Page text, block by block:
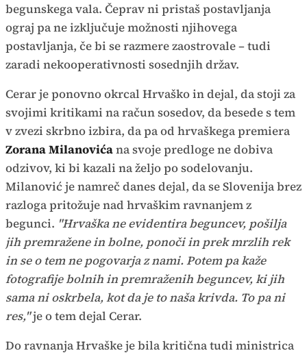
begunskega vala. Čeprav ni pristaš postavljanja
ograj pa ne izključuje možnosti njihovega
postavljanja, če bi se razmere zaostrovale – tudi
zaradi nekooperativnosti sosednjih držav.
Cerar je ponovno okrcal Hrvaško in dejal, da stoji za
svojimi kritikami na račun sosedov, da besede s tem
v zvezi skrbno izbira, da pa od hrvaškega premiera
Zorana Milanovićana svoje predloge ne dobiva
odzivov, ki bi kazali na željo po sodelovanju.
Milanović je namreč danes dejal, da se Slovenija brez
razloga pritožuje nad hrvaškim ravnanjem z
begunci. "Hrvaška ne evidentira beguncev, pošilja
jih premražene in bolne, ponoči in prek mrzlih rek
in se o tem ne pogovarja z nami. Potem pa kaže
fotografije bolnih in premraženih beguncev, ki jih
sama ni oskrbela, kot da je to naša krivda. To pa ni
res,"je o tem dejal Cerar.
Do ravnanja Hrvaške je bila kritična tudi ministrica